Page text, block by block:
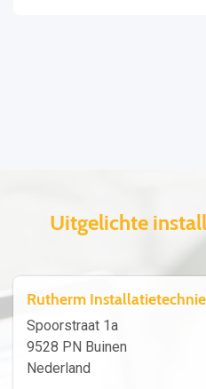
Uitgelichte
Rutherm
Spoorstraat 1a
9528 PN Buinen
Nederland